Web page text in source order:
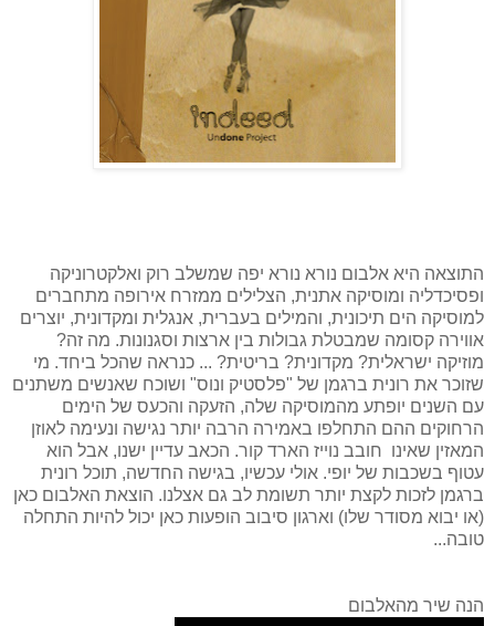
התוצאה היא אלבום נורא נורא יפה שמשלב רוק ואלקטרוניקה
ופסיכדליה ומוסיקה אתנית, הצלילים ממזרח אירופה מתחברים
למוסיקה הים תיכונית, והמילים בעברית, אנגלית ומקדונית, יוצרים
אווירה קסומה שמבטלת גבולות בין ארצות וסגנונות. מה זה?
מוזיקה ישראלית? מקדונית? בריטית? ... כנראה שהכל ביחד. מי
שזוכר את רונית ברגמן של "פלסטיק ונוס" ושוכח שאנשים משתנים
עם השנים יופתע מהמוסיקה שלה, הזעקה והכעס של הימים
הרחוקים ההם התחלפו באמירה הרבה יותר נגישה ונעימה לאוזן
המאזין שאינו חובב נוייז הארד קור. הכאב עדיין ישנו, אבל הוא
עטוף בשכבות של יופי. אולי עכשיו, בגישה החדשה, תוכל רונית
ברגמן לזכות לקצת יותר תשומת לב גם אצלנו. הוצאת האלבום כאן
(או יבוא מסודר שלו) וארגון סיבוב הופעות כאן יכול להיות התחלה
טובה...
הנה שיר מהאלבום